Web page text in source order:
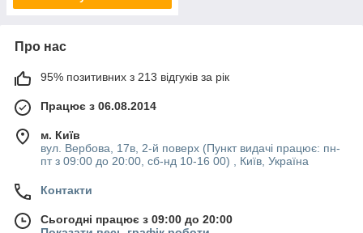
Про нас
95% позитивних з 213 відгуків за рік
Працює з 06.08.2014
м. Київ
вул. Вербова, 17в, 2-й поверх (Пункт видачі працює: пн-
пт з 09:00 до 20:00, сб-нд 10-16 00) , Київ, Україна
Контакти
Сьогодні працює з 09:00 до 20:00